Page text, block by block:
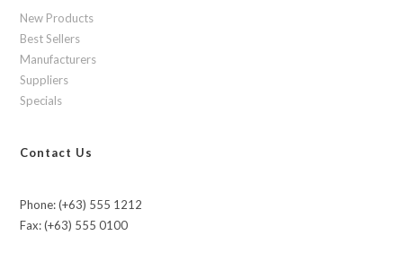
New Products
Best Sellers
Manufacturers
Suppliers
Specials
Contact Us
Phone: (+63) 555 1212
Fax: (+63) 555 0100